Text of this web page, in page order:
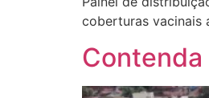
coberturas vacinais
Contenda